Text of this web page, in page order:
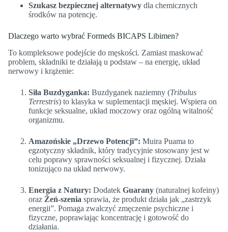
Szukasz bezpiecznej alternatywy dla chemicznych
środków na potencję.
Dlaczego warto wybrać Formeds BICAPS Libimen?
To kompleksowe podejście do męskości. Zamiast maskować
problem, składniki te działają u podstaw – na energię, układ
nerwowy i krążenie:
Siła Buzdyganka: Buzdyganek naziemny (Tribulus
Terrestris) to klasyka w suplementacji męskiej. Wspiera on
funkcje seksualne, układ moczowy oraz ogólną witalność
organizmu.
Amazońskie „Drzewo Potencji”: Muira Puama to
egzotyczny składnik, który tradycyjnie stosowany jest w
celu poprawy sprawności seksualnej i fizycznej. Działa
tonizująco na układ nerwowy.
Energia z Natury: Dodatek Guarany (naturalnej kofeiny)
oraz Żeń-szenia sprawia, że produkt działa jak „zastrzyk
energii”. Pomaga zwalczyć zmęczenie psychiczne i
fizyczne, poprawiając koncentrację i gotowość do
działania.